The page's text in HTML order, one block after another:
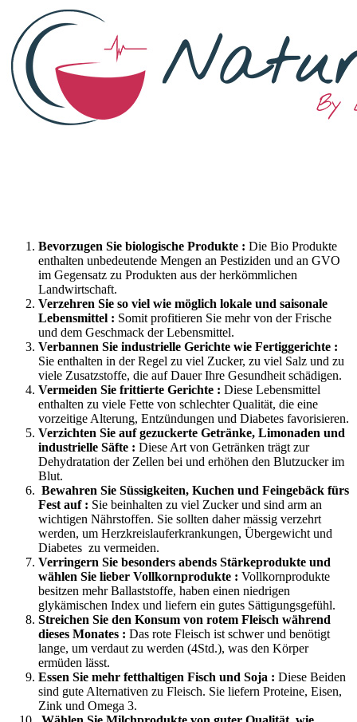
Bevorzugen Sie biologische Produkte : Die Bio Produkte
enthalten unbedeutende Mengen an Pestiziden und an GVO
im Gegensatz zu Produkten aus der herkömmlichen
Landwirtschaft.
Verzehren Sie so viel wie möglich lokale und saisonale
Lebensmittel : Somit profitieren Sie mehr von der Frische
und dem Geschmack der Lebensmittel.
Verbannen Sie industrielle Gerichte wie Fertiggerichte :
Sie enthalten in der Regel zu viel Zucker, zu viel Salz und zu
viele Zusatzstoffe, die auf Dauer Ihre Gesundheit schädigen.
Vermeiden Sie frittierte Gerichte : Diese Lebensmittel
enthalten zu viele Fette von schlechter Qualität, die eine
vorzeitige Alterung, Entzündungen und Diabetes favorisieren.
Verzichten Sie auf gezuckerte Getränke, Limonaden und
industrielle Säfte : Diese Art von Getränken trägt zur
Dehydratation der Zellen bei und erhöhen den Blutzucker im
Blut.
Bewahren Sie Süssigkeiten, Kuchen und Feingebäck fürs
Fest auf : Sie beinhalten zu viel Zucker und sind arm an
wichtigen Nährstoffen. Sie sollten daher mässig verzehrt
werden, um Herzkreislauferkrankungen, Übergewicht und
Diabetes zu vermeiden.
Verringern Sie besonders abends Stärkeprodukte und
wählen Sie lieber Vollkornprodukte : Vollkornprodukte
besitzen mehr Ballaststoffe, haben einen niedrigen
glykämischen Index und liefern ein gutes Sättigungsgefühl.
Streichen Sie den Konsum von rotem Fleisch während
dieses Monates : Das rote Fleisch ist schwer und benötigt
lange, um verdaut zu werden (4Std.), was den Körper
ermüden lässt.
Essen Sie mehr fetthaltigen Fisch und Soja : Diese Beiden
sind gute Alternativen zu Fleisch. Sie liefern Proteine, Eisen,
Zink und Omega 3.